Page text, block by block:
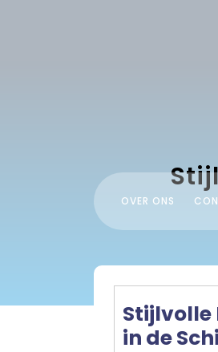
OVER ONS
Stijlvolle
in de